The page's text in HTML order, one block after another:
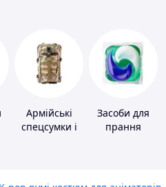
Армійські
спецсумки і
Засоби для
прання